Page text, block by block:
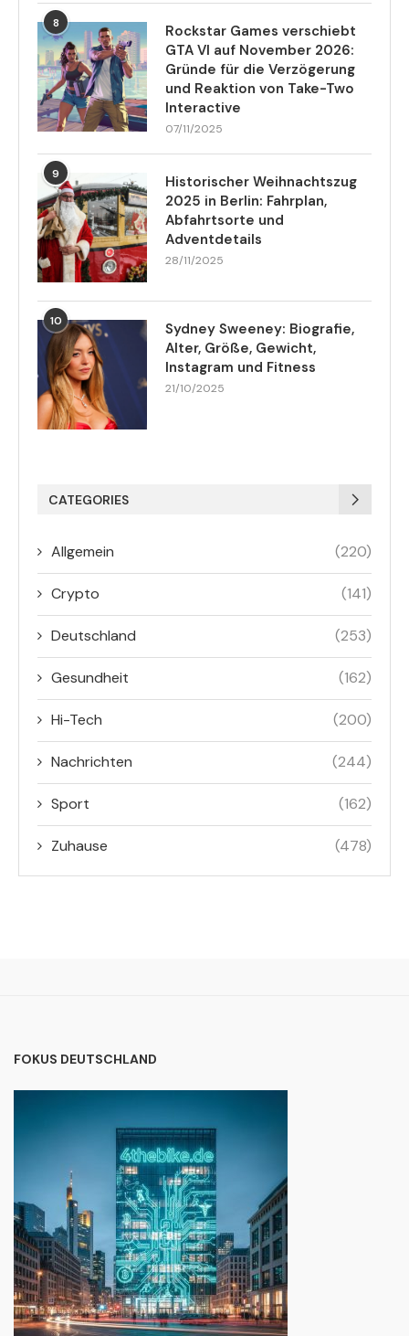
8
Rockstar Games verschiebt
GTA VI auf November 2026:
Gründe für die Verzögerung
und Reaktion von Take-Two
Interactive
07/11/2025
9
Historischer Weihnachtszug
2025 in Berlin: Fahrplan,
Abfahrtsorte und
Adventdetails
28/11/2025
10
Sydney Sweeney: Biografie,
Alter, Größe, Gewicht,
Instagram und Fitness
21/10/2025
CATEGORIES
Allgemein (220)
Crypto (141)
Deutschland (253)
Gesundheit (162)
Hi-Tech (200)
Nachrichten (244)
Sport (162)
Zuhause (478)
FOKUS DEUTSCHLAND